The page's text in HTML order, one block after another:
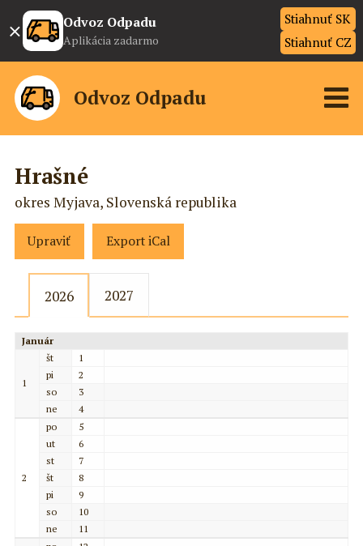
× Odvoz Odpadu
Aplikácia zadarmo
Stiahnuť SK
Stiahnuť CZ
Odvoz Odpadu
Hrašné
okres Myjava, Slovenská republika
Upraviť Export iCal
2026 2027
Január
1
št
1
pi
2
so
3
ne
4
2
po
5
ut
6
st
7
št
8
pi
9
so
10
ne
11